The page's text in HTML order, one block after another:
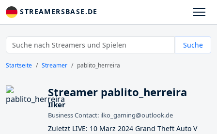
STREAMERSBASE.DE
Suche
Startseite Streamer pablito_herreira
Streamer pablito_herreira
Ilker
Business Contact: ilko_gaming@outlook.de
Zuletzt LIVE: 10 März 2024 Grand Theft Auto V